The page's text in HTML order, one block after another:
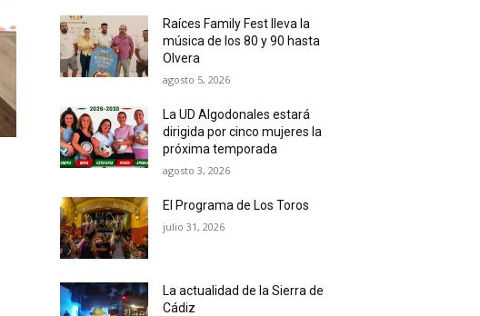
Raíces Family Fest lleva la
música de los 80 y 90 hasta
Olvera
agosto 5, 2026
La UD Algodonales estará
dirigida por cinco mujeres la
próxima temporada
agosto 3, 2026
El Programa de Los Toros
julio 31, 2026
La actualidad de la Sierra de
Cádiz